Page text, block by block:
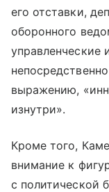
его отставки,
оборонного
управленческие
выражению,
изнутри».
Кроме того,
внимание к
с политической